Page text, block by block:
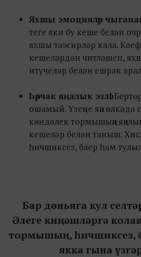
Яхшы эмоцияләр
теге яки бу кеше белән
яхшы тәэсирләр кала.
кешеләрдән читләшеп,
итүчеләр белән ешрак
Һәрчак яңалык эзлә!
ошамый. Үзеңне яңа өлкәдә
көндәлек тормышыңа
кешеләр белән таныш.
һичшиксез, баер һәм
Бар дөньяга кул
Әлеге киңәшләргә
тормышың, һичшиксез,
якка гына